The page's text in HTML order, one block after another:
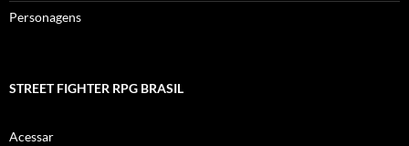
Personagens
STREET FIGHTER RPG BRASIL
Acessar